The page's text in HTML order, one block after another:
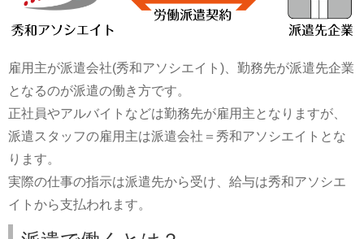
雇用主が派遣会社(秀和アソシエイト)、勤務先が派遣先企業
となるのが派遣の働き方です。
正社員やアルバイトなどは勤務先が雇用主となりますが、
派遣スタッフの雇用主は派遣会社＝秀和アソシエイトとな
ります。
実際の仕事の指示は派遣先から受け、給与は秀和アソシエ
イトから支払われます。